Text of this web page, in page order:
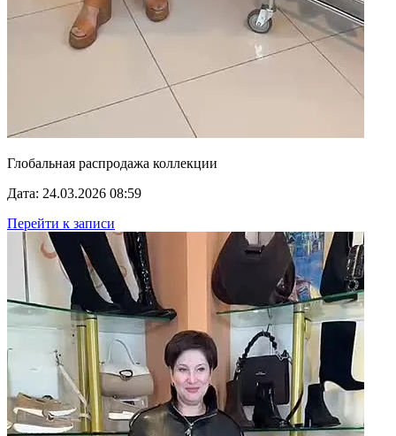
Глобальная распродажа коллекции
Дата: 24.03.2026 08:59
Перейти к записи